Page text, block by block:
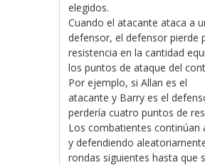
elegidos.
Cuando el atacante ataca a
defensor, el defensor pierde
resistencia en la cantidad
los puntos de ataque del
Por ejemplo, si Allan es el
atacante y Barry es el
perdería cuatro puntos de
Los combatientes continúan
y defendiendo
rondas siguientes hasta que